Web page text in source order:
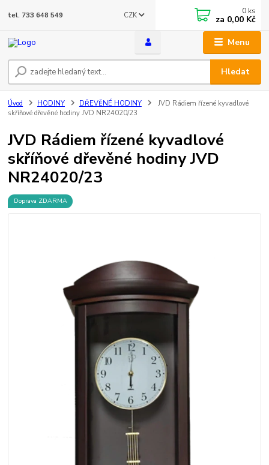
Menu
CZK
Hledat
tel. 733 648 549 0 ks
za 0,00 Kč
Úvod HODINY DŘEVĚNÉ HODINY
JVD Rádiem řízené kyvadlové
skříňové dřevěné hodiny JVD NR24020/23
JVD Rádiem řízené kyvadlové
skříňové dřevěné hodiny JVD
NR24020/23
Doprava ZDARMA